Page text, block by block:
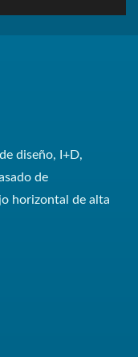
diseño, I+D,
de
horizontal de alta